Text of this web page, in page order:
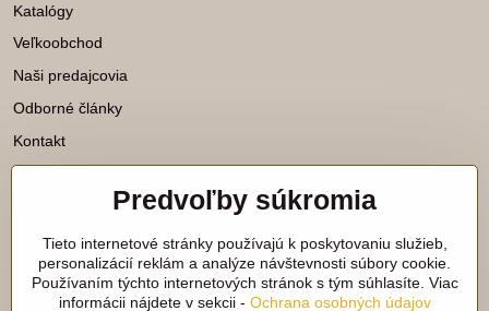
Katalógy
Veľkoobchod
Naši predajcovia
Odborné články
Kontakt
Katalógy na stiahnutie
Viac našich noviniek nájdete aj na
sieťach:
Predvoľby súkromia
Tieto internetové stránky používajú k poskytovaniu služieb,
personalizácií reklám a analýze návštevnosti súbory cookie.
Používaním týchto internetových stránok s tým súhlasíte. Viac
informácii nájdete v sekcii - Ochrana osobných údajov